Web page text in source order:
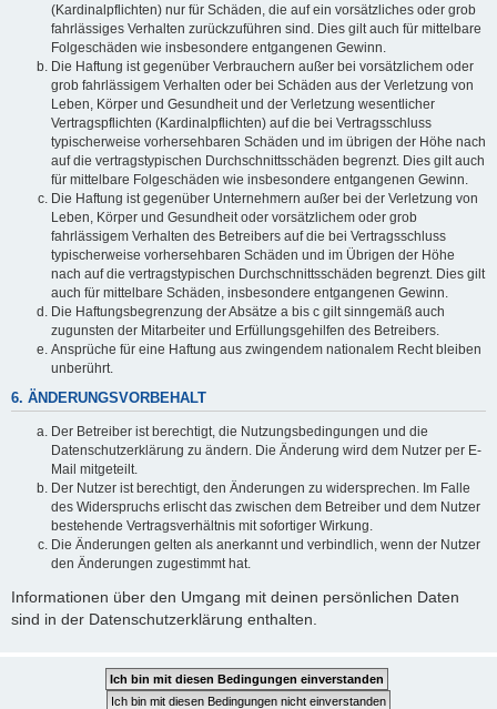
(Kardinalpflichten) nur für Schäden, die auf ein vorsätzliches oder grob
fahrlässiges Verhalten zurückzuführen sind. Dies gilt auch für mittelbare
Folgeschäden wie insbesondere entgangenen Gewinn.
Die Haftung ist gegenüber Verbrauchern außer bei vorsätzlichem oder
grob fahrlässigem Verhalten oder bei Schäden aus der Verletzung von
Leben, Körper und Gesundheit und der Verletzung wesentlicher
Vertragspflichten (Kardinalpflichten) auf die bei Vertragsschluss
typischerweise vorhersehbaren Schäden und im übrigen der Höhe nach
auf die vertragstypischen Durchschnittsschäden begrenzt. Dies gilt auch
für mittelbare Folgeschäden wie insbesondere entgangenen Gewinn.
Die Haftung ist gegenüber Unternehmern außer bei der Verletzung von
Leben, Körper und Gesundheit oder vorsätzlichem oder grob
fahrlässigem Verhalten des Betreibers auf die bei Vertragsschluss
typischerweise vorhersehbaren Schäden und im Übrigen der Höhe
nach auf die vertragstypischen Durchschnittsschäden begrenzt. Dies gilt
auch für mittelbare Schäden, insbesondere entgangenen Gewinn.
Die Haftungsbegrenzung der Absätze a bis c gilt sinngemäß auch
zugunsten der Mitarbeiter und Erfüllungsgehilfen des Betreibers.
Ansprüche für eine Haftung aus zwingendem nationalem Recht bleiben
unberührt.
6. ÄNDERUNGSVORBEHALT
Der Betreiber ist berechtigt, die Nutzungsbedingungen und die
Datenschutzerklärung zu ändern. Die Änderung wird dem Nutzer per E-
Mail mitgeteilt.
Der Nutzer ist berechtigt, den Änderungen zu widersprechen. Im Falle
des Widerspruchs erlischt das zwischen dem Betreiber und dem Nutzer
bestehende Vertragsverhältnis mit sofortiger Wirkung.
Die Änderungen gelten als anerkannt und verbindlich, wenn der Nutzer
den Änderungen zugestimmt hat.
Informationen über den Umgang mit deinen persönlichen Daten
sind in der Datenschutzerklärung enthalten.